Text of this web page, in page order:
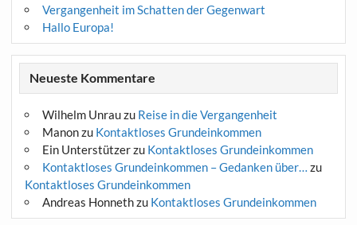
Vergangenheit im Schatten der Gegenwart
Hallo Europa!
Neueste Kommentare
Wilhelm Unrauzu Reise in die Vergangenheit
Manonzu Kontaktloses Grundeinkommen
Ein Unterstützerzu Kontaktloses Grundeinkommen
Kontaktloses Grundeinkommen – Gedanken über… zu
Kontaktloses Grundeinkommen
Andreas Honnethzu Kontaktloses Grundeinkommen